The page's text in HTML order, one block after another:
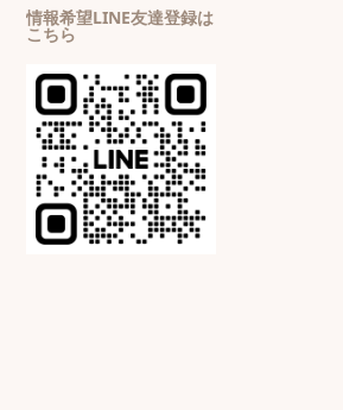
情報希望LINE友達登録は
こちら